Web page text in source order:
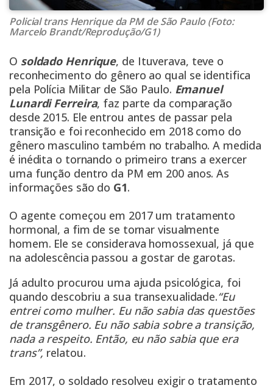
Policial trans Henrique da PM de São Paulo (Foto:
Marcelo Brandt/Reprodução/G1)
O soldado Henrique, de Ituverava, teve o
reconhecimento do gênero ao qual se identifica
pela Polícia Militar de São Paulo. Emanuel
Lunardi Ferreira, faz parte da comparação
desde 2015. Ele entrou antes de passar pela
transição e foi reconhecido em 2018 como do
gênero masculino também no trabalho. A medida
é inédita o tornando o primeiro trans a exercer
uma função dentro da PM em 200 anos. As
informações são do G1.
O agente começou em 2017 um tratamento
hormonal, a fim de se tornar visualmente
homem. Ele se considerava homossexual, já que
na adolescência passou a gostar de garotas.
Já adulto procurou uma ajuda psicológica, foi
quando descobriu a sua transexualidade.“Eu
entrei como mulher. Eu não sabia das questões
de transgênero. Eu não sabia sobre a transição,
nada a respeito. Então, eu não sabia que era
trans”, relatou.
Em 2017, o soldado resolveu exigir o tratamento